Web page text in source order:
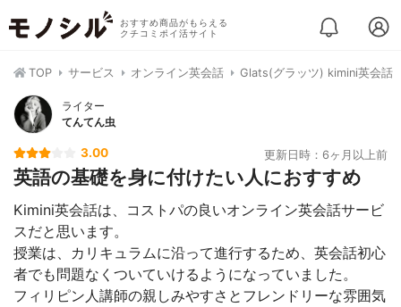
おすすめ商品がもらえる
クチコミポイ活サイト
TOP サービス オンライン英会話 Glats(グラッツ) kimini英会話
ライター
てんてん虫
3.00 更新日時：6ヶ月以上前
英語の基礎を身に付けたい人におすすめ
Kimini英会話は、コストパの良いオンライン英会話サービ
スだと思います。
授業は、カリキュラムに沿って進行するため、英会話初心
者でも問題なくついていけるようになっていました。
フィリピン人講師の親しみやすさとフレンドリーな雰囲気